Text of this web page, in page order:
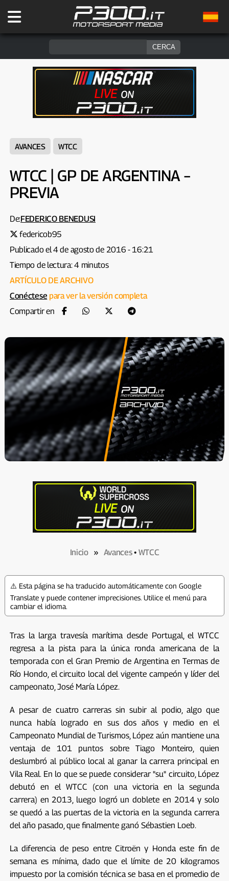
AVANCES WTCC
WTCC | GP DE ARGENTINA –
PREVIA
De:FEDERICO BENEDUSI
federicob95
Publicado el 4 de agosto de 2016 - 16:21
Tiempo de lectura: 4 minutos
ARTÍCULO DE ARCHIVO
Conéctese para ver la versión completa
Compartir en
Inicio» Avances• WTCC
⚠️ Esta página se ha traducido automáticamente con Google
Translate y puede contener imprecisiones. Utilice el menú para
cambiar el idioma.
Tras la larga travesía marítima desde Portugal, el WTCC
regresa a la pista para la única ronda americana de la
temporada con el Gran Premio de Argentina en Termas de
Río Hondo, el circuito local del vigente campeón y líder del
campeonato, José María López.
A pesar de cuatro carreras sin subir al podio, algo que
nunca había logrado en sus dos años y medio en el
Campeonato Mundial de Turismos, López aún mantiene una
ventaja de 101 puntos sobre Tiago Monteiro, quien
deslumbró al público local al ganar la carrera principal en
Vila Real. En lo que se puede considerar "su" circuito, López
debutó en el WTCC (con una victoria en la segunda
carrera) en 2013, luego logró un doblete en 2014 y solo
se quedó a las puertas de la victoria en la segunda carrera
del año pasado, que finalmente ganó Sébastien Loeb.
La diferencia de peso entre Citroën y Honda este fin de
semana es mínima, dado que el límite de 20 kilogramos
impuesto por la comisión técnica se basa en el promedio de